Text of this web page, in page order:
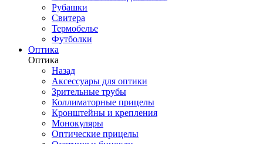
Рубашки
Свитера
Термобелье
Футболки
Оптика
Оптика
Назад
Аксессуары для оптики
Зрительные трубы
Коллиматорные прицелы
Кронштейны и крепления
Монокуляры
Оптические прицелы